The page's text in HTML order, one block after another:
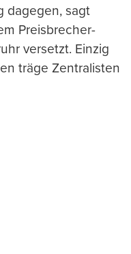
dagegen, sagt
Preisbrecher-
versetzt. Einzig
träge Zentralisten